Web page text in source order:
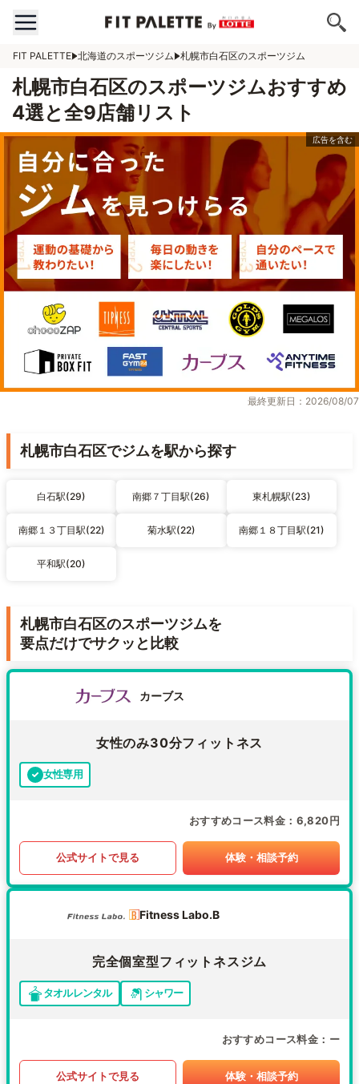
FIT PALETTE 北海道のスポーツジム 札幌市白石区のスポーツジム
札幌市白石区のスポーツジムおすすめ
4選と全9店舗リスト
最終更新日：2026/08/07
札幌市白石区でジムを駅から探す
白石駅(29) 南郷７丁目駅(26) 東札幌駅(23)
南郷１３丁目駅(22) 菊水駅(22) 南郷１８丁目駅(21)
平和駅(20)
札幌市白石区のスポーツジムを
要点だけでサクッと比較
カーブス
女性のみ30分フィットネス
女性専用
おすすめコース料金 6,820円
公式サイトで見る 体験・相談予約
Fitness Labo.B
完全個室型フィットネスジム
タオルレンタル シャワー
おすすめコース料金 ー
公式サイトで見る 体験・相談予約